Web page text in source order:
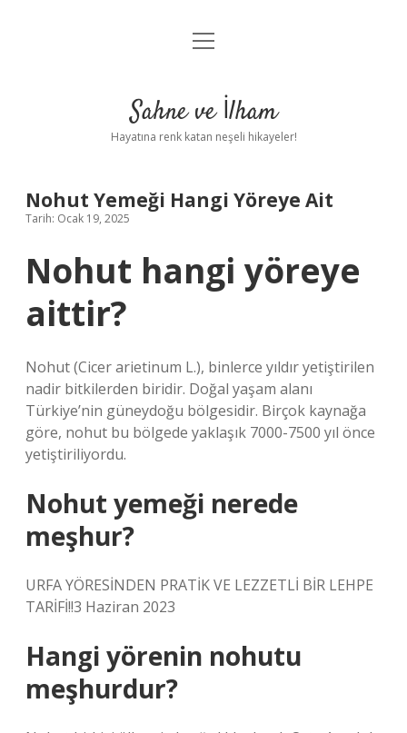
Anasayfa
Yasal Uyarı
menüyü
Sahne ve İlham
Hayatına renk katan neşeli hikayeler!
Nohut Yemeği Hangi Yöreye Ait
Tarih: Ocak 19, 2025
Nohut hangi yöreye
aittir?
Nohut (Cicer arietinum L.), binlerce yıldır yetiştirilen
nadir bitkilerden biridir. Doğal yaşam alanı
Türkiye’nin güneydoğu bölgesidir. Birçok kaynağa
göre, nohut bu bölgede yaklaşık 7000-7500 yıl önce
yetiştiriliyordu.
Nohut yemeği nerede
meşhur?
URFA YÖRESİNDEN PRATİK VE LEZZETLİ BİR LEHPE
TARİFİ!!3 Haziran 2023
Hangi yörenin nohutu
meşhurdur?